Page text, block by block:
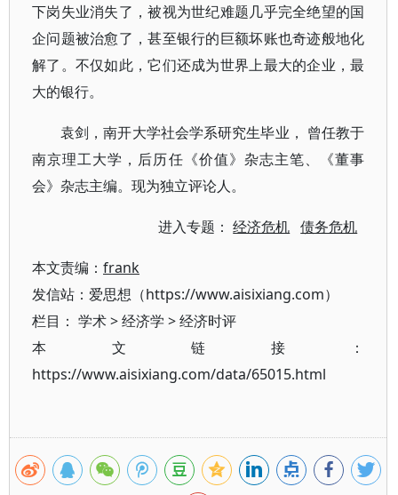
下岗失业消失了，被视为世纪难题几乎完全绝望的国
企问题被治愈了，甚至银行的巨额坏账也奇迹般地化
解了。不仅如此，它们还成为世界上最大的企业，最
大的银行。
袁剑，南开大学社会学系研究生毕业， 曾任教于
南京理工大学，后历任《价值》杂志主笔、《董事
会》杂志主编。现为独立评论人。
进入专题：经济危机 债务危机
本文责编： frank
发信站：爱思想（https://www.aisixiang.com）
栏目： 学术>经济学 >经济时评
本文链接：
https://www.aisixiang.com/data/65015.html